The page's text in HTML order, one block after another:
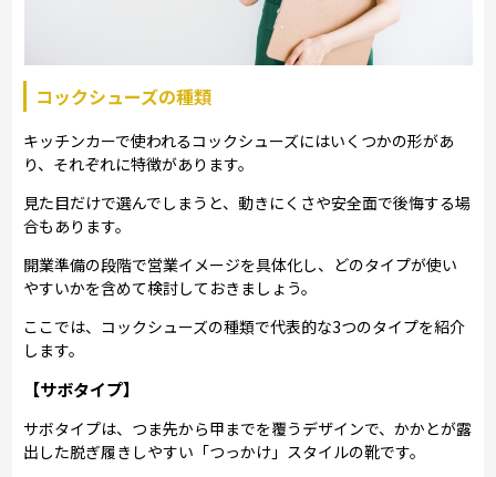
コックシューズの種類
キッチンカーで使われるコックシューズにはいくつかの形があ
り、それぞれに特徴があります。
見た目だけで選んでしまうと、動きにくさや安全面で後悔する場
合もあります。
開業準備の段階で営業イメージを具体化し、どのタイプが使い
やすいかを含めて検討しておきましょう。
ここでは、コックシューズの種類で代表的な3つのタイプを紹介
します。
【サボタイプ】
サボタイプは、つま先から甲までを覆うデザインで、かかとが露
出した脱ぎ履きしやすい「つっかけ」スタイルの靴です。